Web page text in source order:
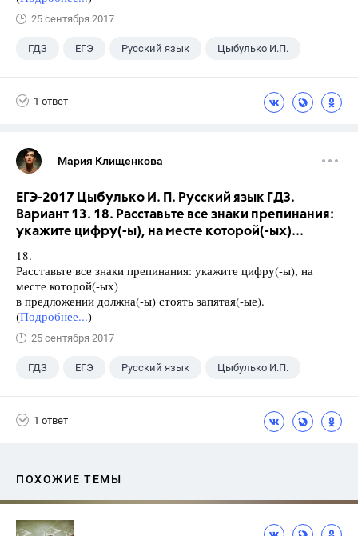
25 сентября 2017
ГДЗ ЕГЭ Русский язык Цыбулько И.П.
1 ответ
Мария Клищенкова
ЕГЭ-2017 Цыбулько И. П. Русский язык ГДЗ.
Вариант 13. 18. Расставьте все знаки препинания:
укажите цифру(-ы), на месте которой(-ых)...
18.
Расставьте все знаки препинания: укажите цифру(-ы), на
месте которой(-ых)
в предложении должна(-ы) стоять запятая(-ые).
(Подробнее...)
25 сентября 2017
ГДЗ ЕГЭ Русский язык Цыбулько И.П.
1 ответ
ПОХОЖИЕ ТЕМЫ